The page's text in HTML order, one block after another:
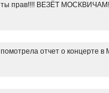
ты прав!!!! ВЕЗЁТ
помотрела отчет о концерте в